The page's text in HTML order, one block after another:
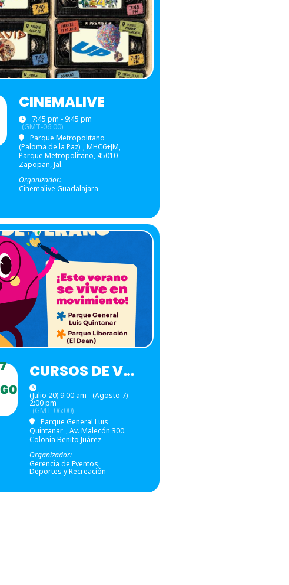
CINEMALIVE
7:45 pm - 9:45 pm
(GMT-06:00)
Parque Metropolitano
(Paloma de la Paz) , MHC6+JM,
Parque Metropolitano, 45010
Zapopan, Jal.
Organizador:
Cinemalive Guadalajara
CURSOS DE VERANO
(Julio 20) 9:00 am - (Agosto 7)
2:00 pm
(GMT-06:00)
Parque General Luis
Quintanar , Av. Malecón 300.
Colonia Benito Juárez
Organizador:
Gerencia de Eventos,
Deportes y Recreación